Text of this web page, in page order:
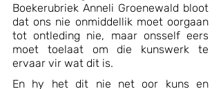
Boekerubriek Anneli Groenewald bloot
dat ons nie onmiddellik moet oorgaan
tot ontleding nie, maar onsself eers
moet toelaat om die kunswerk te
ervaar vir wat dit is.
En hy het dit nie net oor kuns en